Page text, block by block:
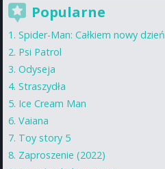
Popularne
Spider-Man: Całkiem nowy dzień
Psi Patrol
Odyseja
Straszydła
Ice Cream Man
Vaiana
Toy story 5
Zaproszenie (2022)